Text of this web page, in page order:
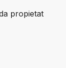
propietat